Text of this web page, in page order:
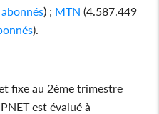
abonnés) ; MTN (4.587.449
).
fixe au 2ème trimestre
est évalué à